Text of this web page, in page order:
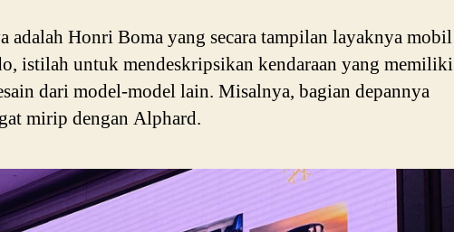
adalah Honri Boma yang secara tampilan layaknya mobil
istilah untuk mendeskripsikan kendaraan yang memiliki
dari model-model lain. Misalnya, bagian depannya
mirip dengan Alphard.